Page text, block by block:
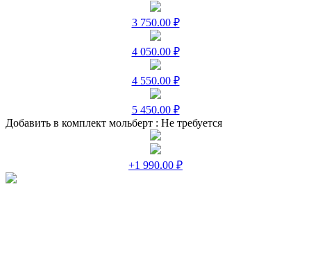
3 750.00 ₽
4 050.00 ₽
4 550.00 ₽
5 450.00 ₽
Добавить в комплект мольберт : Не требуется
+1 990.00 ₽